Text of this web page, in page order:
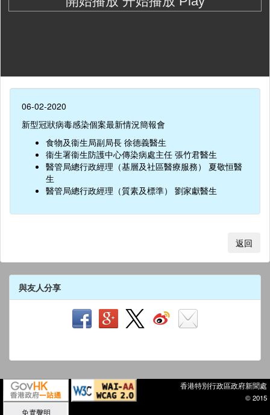
06-02-2020
新型冠狀病毒感染個案最新情況簡報會
食物及衞生局副局長 徐德義醫生
衞生署衞生防護中心傳染病處主任 張竹君醫生
醫管局總行政經理（基層及社區醫療服務） 夏敬恒醫
生
醫管局總行政經理（質素及標準） 劉家獻醫生
返回
與友人分享
香港特別行政區政府新聞處
© 2015